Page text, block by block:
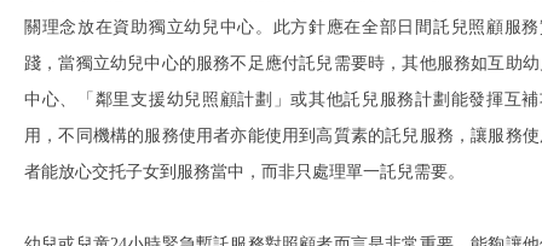
關理念放在資助獨立幼兒中心。此方針應在全部日間託兒照顧服務
踐，當獨立幼兒中心的服務不足應付託兒需要時，其他服務如互助
中心、「鄰里支援幼兒照顧計劃」或其他託兒服務計劃能發揮互補
用，不同機構的服務使用者亦能使用到高質素的託兒服務，讓服務
者能放心交托子女到服務當中，而非只處理單一託兒需要。